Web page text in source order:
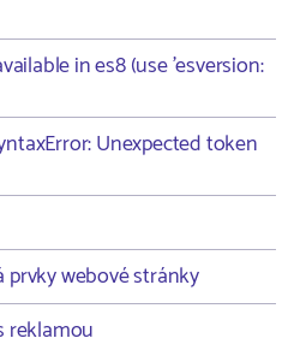
in es8 (use 'esversion:
Unexpected token
prvky webové stránky
reklamou